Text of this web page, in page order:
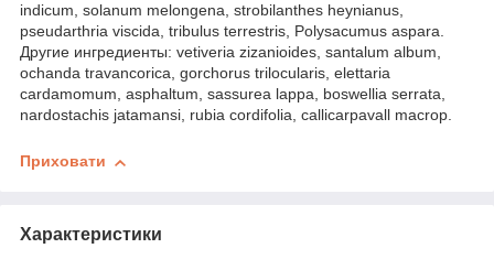
indicum, solanum melongena, strobilanthes heynianus,
pseudarthria viscida, tribulus terrestris, Polysacumus aspara.
Другие ингредиенты: vetiveria zizanioides, santalum album,
ochanda travancorica, gorchorus trilocularis, elettaria
cardamomum, asphaltum, sassurea lappa, boswellia serrata,
nardostachis jatamansi, rubia cordifolia, callicarpavall macrop.
Приховати
Характеристики